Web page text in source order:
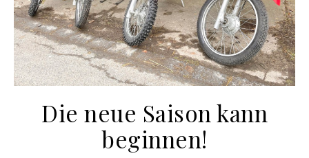
Die neue Saison kann
beginnen!